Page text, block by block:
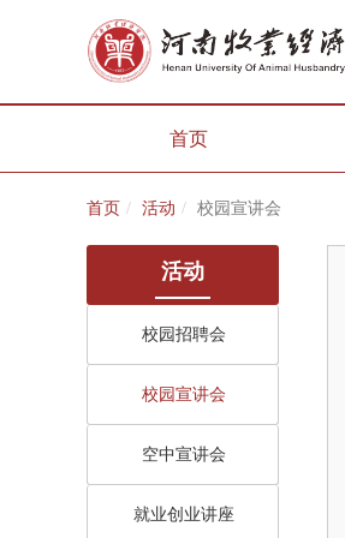
首页
首页 活动 校园宣讲会
活动
校园招聘会
校园宣讲会
空中宣讲会
就业创业讲座